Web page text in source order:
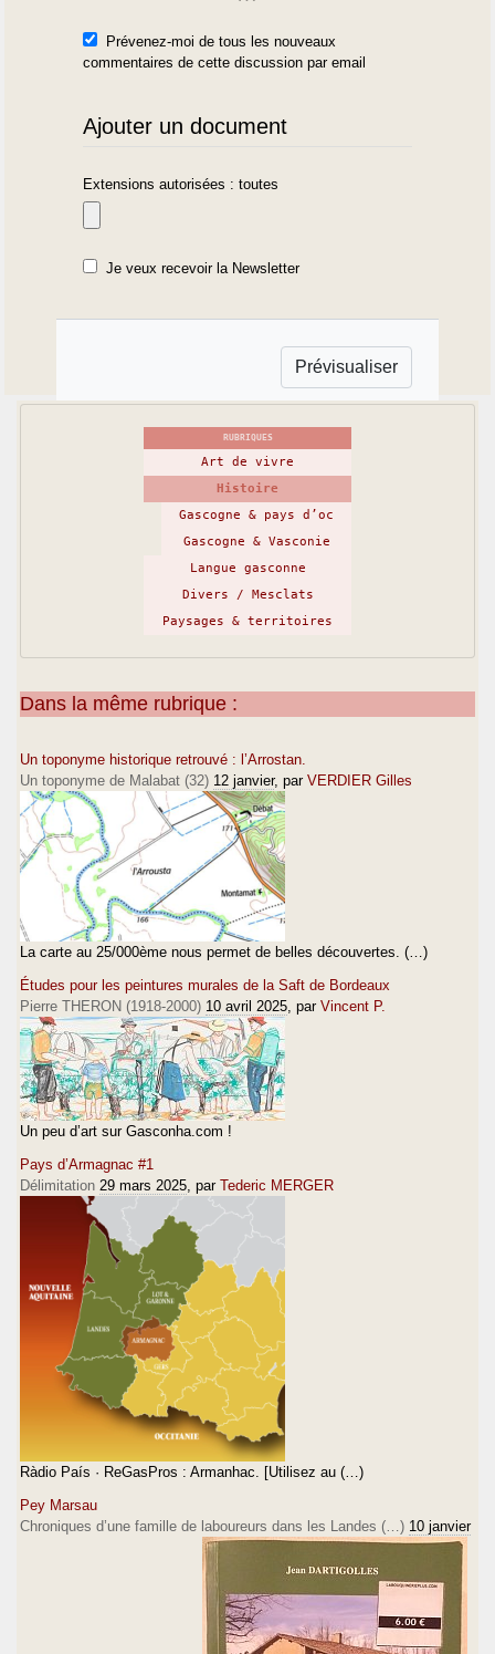
Prévenez-moi de tous les nouveaux
commentaires de cette discussion par email
Ajouter un document
Extensions autorisées : toutes
Je veux recevoir la Newsletter
RUBRIQUES
Art de vivre
Histoire
Gascogne & pays d’oc
Gascogne & Vasconie
Langue gasconne
Divers / Mesclats
Paysages & territoires
Dans la même rubrique :
Un toponyme historique retrouvé : l’Arrostan.
Un toponyme de Malabat (32) 12 janvier, par VERDIER Gilles
La carte au 25/000ème nous permet de belles découvertes. (…)
Études pour les peintures murales de la Saft de Bordeaux
Pierre THERON (1918-2000) 10 avril 2025 , par Vincent P.
Un peu d’art sur Gasconha.com !
Pays d’Armagnac #1
Délimitation 29 mars 2025 , par Tederic MERGER
Ràdio País · ReGasPros : Armanhac. [Utilisez au (…)
Pey Marsau
Chroniques d’une famille de laboureurs dans les Landes (…) 10 janvier